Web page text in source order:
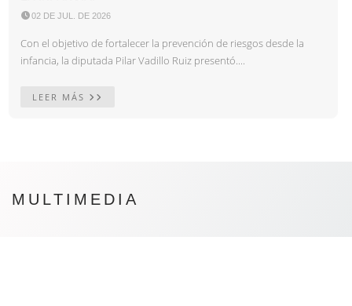
02 DE JUL. DE 2026
Con el objetivo de fortalecer la prevención de riesgos desde la
infancia, la diputada Pilar Vadillo Ruiz presentó....
LEER MÁS
MULTIMEDIA